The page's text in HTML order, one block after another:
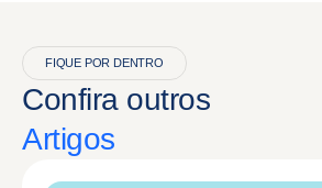
FIQUE POR DENTRO
Confira outros
Artigos